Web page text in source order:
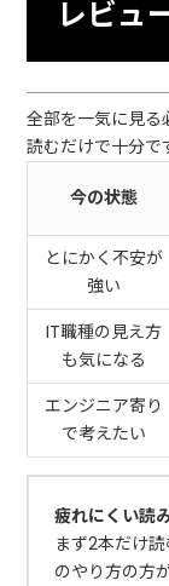
レビュ
全部を一気に見る
読むだけで十分で
今の状態
とにかく不安が
強い
IT職種の見え方
も気になる
エンジニア寄り
で考えたい
疲れにくい読
まず2本だけ
のやり方の方